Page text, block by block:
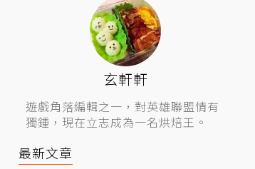
玄軒軒
遊戲角落編輯之一，對英雄聯盟情有
獨鍾，現在立志成為一名烘焙王。
最新文章